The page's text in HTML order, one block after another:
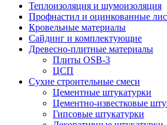
Теплоизоляция и шумоизоляция
Профнастил и оцинкованные
Кровельные материалы
Сайдинг и комплектующие
Древесно-плитные материалы
Плиты OSB-3
ЦСП
Сухие строительные смеси
Цементные штукатурки
Цементно-известковые
Гипсовые штукатурки